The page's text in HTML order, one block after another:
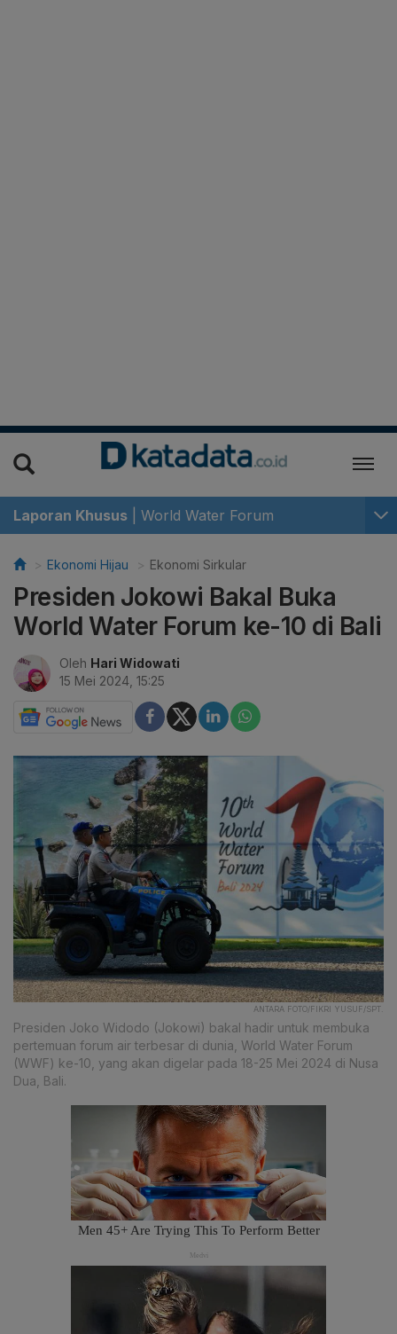
Laporan Khusus World Water Forum
Ekonomi Hijau Ekonomi Sirkular
Presiden Jokowi Bakal Buka
World Water Forum ke-10 di Bali
Oleh Hari Widowati
15 Mei 2024, 15:25
ANTARA FOTO/FIKRI YUSUF/SPT.
Presiden Joko Widodo (Jokowi) bakal hadir untuk membuka
pertemuan forum air terbesar di dunia, World Water Forum
(WWF) ke-10, yang akan digelar pada 18-25 Mei 2024 di Nusa
Dua, Bali.